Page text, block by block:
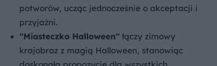
potworów, ucząc jednocześnie o akceptacji i
przyjaźni.
"Miasteczko Halloween" łączy zimowy
krajobraz z magią Halloween, stanowiąc